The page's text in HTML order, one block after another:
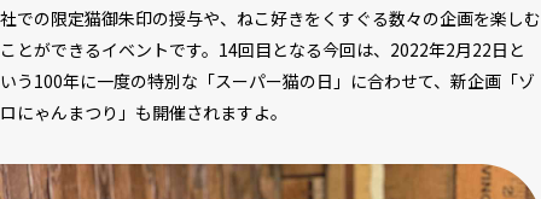
社での限定猫御朱印の授与や、ねこ好きをくすぐる数々の企画を楽しむ
ことができるイベントです。14回目となる今回は、2022年2月22日と
いう100年に一度の特別な「スーパー猫の日」に合わせて、新企画「ゾ
ロにゃんまつり」も開催されますよ。